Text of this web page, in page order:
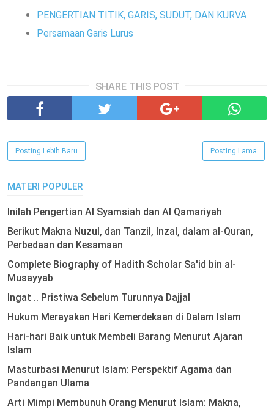
PENGERTIAN TITIK, GARIS, SUDUT, DAN KURVA
Persamaan Garis Lurus
SHARE THIS POST
Posting Lebih Baru Posting Lama
MATERI POPULER
Inilah Pengertian Al Syamsiah dan Al Qamariyah
Berikut Makna Nuzul, dan Tanzil, Inzal, dalam al-Quran,
Perbedaan dan Kesamaan
Complete Biography of Hadith Scholar Sa'id bin al-
Musayyab
Ingat .. Pristiwa Sebelum Turunnya Dajjal
Hukum Merayakan Hari Kemerdekaan di Dalam Islam
Hari-hari Baik untuk Membeli Barang Menurut Ajaran
Islam
Masturbasi Menurut Islam: Perspektif Agama dan
Pandangan Ulama
Arti Mimpi Membunuh Orang Menurut Islam: Makna,